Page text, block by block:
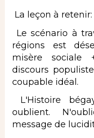
​ La leçon à retenir:
Le scénario à
régions est
misère sociale
discours
coupable idéal.
L'Histoire
oublient.
message de